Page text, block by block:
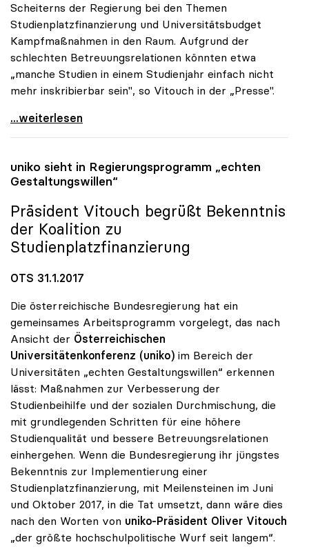
Scheiterns der Regierung bei den Themen
Studienplatzfinanzierung und Universitätsbudget
Kampfmaßnahmen in den Raum. Aufgrund der
schlechten Betreuungsrelationen könnten etwa
„manche Studien in einem Studienjahr einfach nicht
mehr inskribierbar sein", so Vitouch in der „Presse".
Koalition: Rektoren-Chef stellt Kampfmassnahmen in
...weiterlesen
uniko sieht in Regierungsprogramm „echten
Gestaltungswillen“
Präsident Vitouch begrüßt Bekenntnis
der Koalition zu
Studienplatzfinanzierung
OTS 31.1.2017
Die österreichische Bundesregierung hat ein
gemeinsames Arbeitsprogramm vorgelegt, das nach
Ansicht der Österreichischen
Universitätenkonferenz (uniko) im Bereich der
Universitäten „echten Gestaltungswillen“ erkennen
lässt: Maßnahmen zur Verbesserung der
Studienbeihilfe und der sozialen Durchmischung, die
mit grundlegenden Schritten für eine höhere
Studienqualität und bessere Betreuungsrelationen
einhergehen. Wenn die Bundesregierung ihr jüngstes
Bekenntnis zur Implementierung einer
Studienplatzfinanzierung, mit Meilensteinen im Juni
und Oktober 2017, in die Tat umsetzt, dann wäre dies
nach den Worten von uniko-Präsident Oliver Vitouch
„der größte hochschulpolitische Wurf seit langem“.